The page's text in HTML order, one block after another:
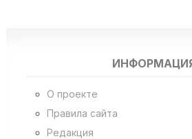
О проекте
Правила сайта
Редакция